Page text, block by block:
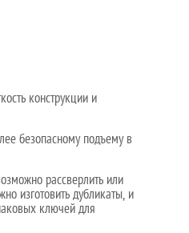
конструкции и
безопасному подъему в
рассверлить или
изготовить дубликаты, и
ключей для